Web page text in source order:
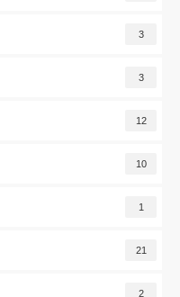
3
3
12
10
1
21
2